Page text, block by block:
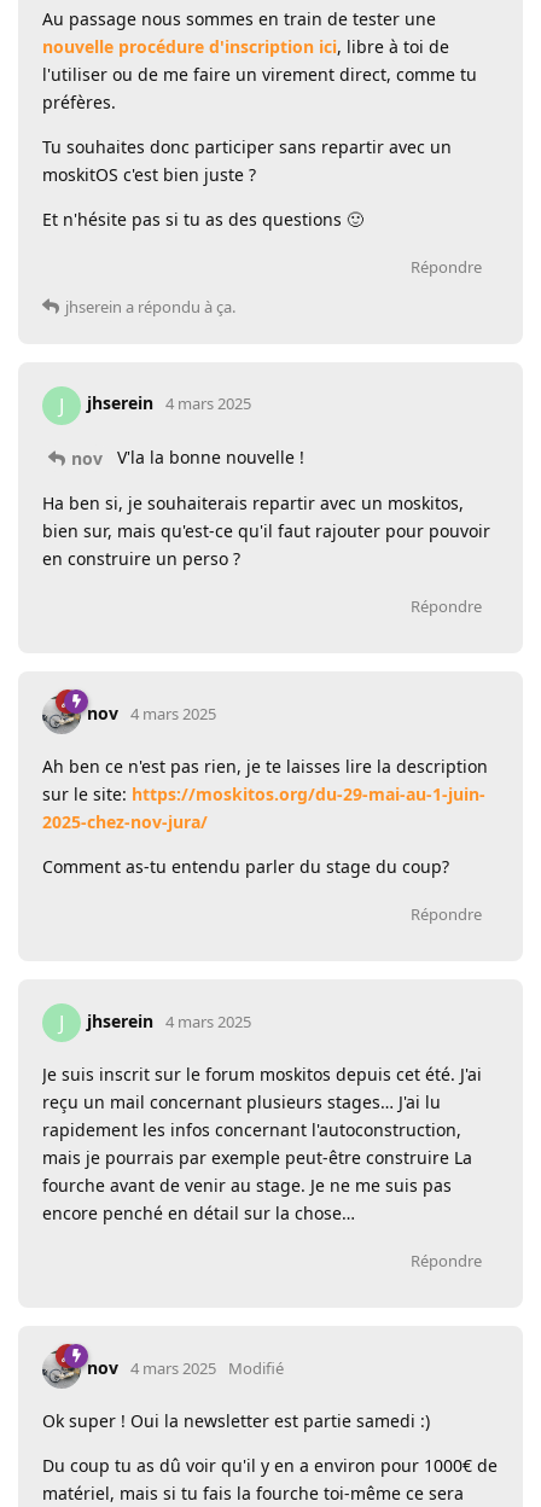
Au passage nous sommes en train de tester une
nouvelle procédure d'inscription ici, libre à toi de
l'utiliser ou de me faire un virement direct, comme tu
préfères.
Tu souhaites donc participer sans repartir avec un
moskitOS c'est bien juste ?
Et n'hésite pas si tu as des questions 🙂
Répondre
jhserein a répondu à ça.
J jhserein 4 mars 2025
nov V'la la bonne nouvelle !
Ha ben si, je souhaiterais repartir avec un moskitos,
bien sur, mais qu'est-ce qu'il faut rajouter pour pouvoir
en construire un perso ?
Répondre
nov 4 mars 2025
Ah ben ce n'est pas rien, je te laisses lire la description
sur le site: https://moskitos.org/du-29-mai-au-1-juin-
2025-chez-nov-jura/
Comment as-tu entendu parler du stage du coup?
Répondre
J jhserein 4 mars 2025
Je suis inscrit sur le forum moskitos depuis cet été. J'ai
reçu un mail concernant plusieurs stages… J'ai lu
rapidement les infos concernant l'autoconstruction,
mais je pourrais par exemple peut-être construire La
fourche avant de venir au stage. Je ne me suis pas
encore penché en détail sur la chose…
Répondre
nov 4 mars 2025 Modifié
Ok super ! Oui la newsletter est partie samedi :)
Du coup tu as dû voir qu'il y en a environ pour 1000€ de
matériel, mais si tu fais la fourche toi-même ce sera